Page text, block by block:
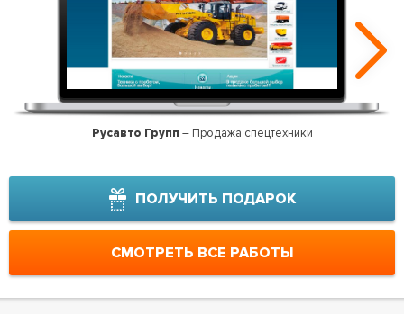
Русавто Групп – Продажа спецтехники
ПОЛУЧИТЬ ПОДАРОК
СМОТРЕТЬ ВСЕ РАБОТЫ